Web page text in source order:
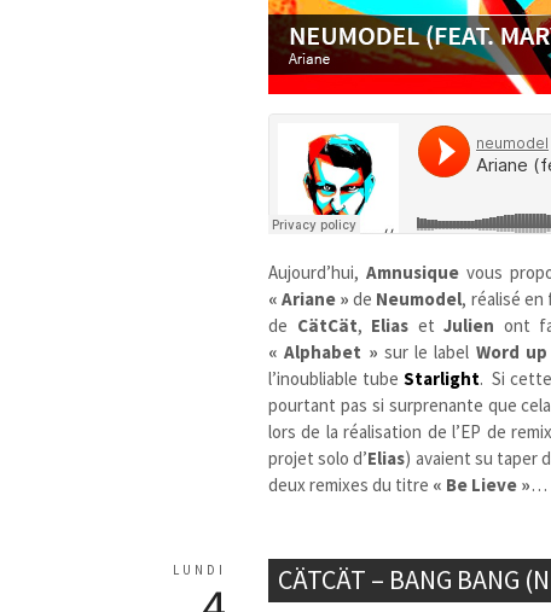
Aujourd’hui,Amnusique vous
« Ariane » de Neumodel, réalisé
de CätCät, Elias etJulien ont
« Alphabet » sur le label Word
l’inoubliable tube Starlight. Si
pourtant pas si surprenante que
lors de la réalisation de l’EP de
projet solo d’Elias) avaient su taper
deux remixes du titre « Be Lieve »…
LUNDI CÄTCÄT – BANG BANG